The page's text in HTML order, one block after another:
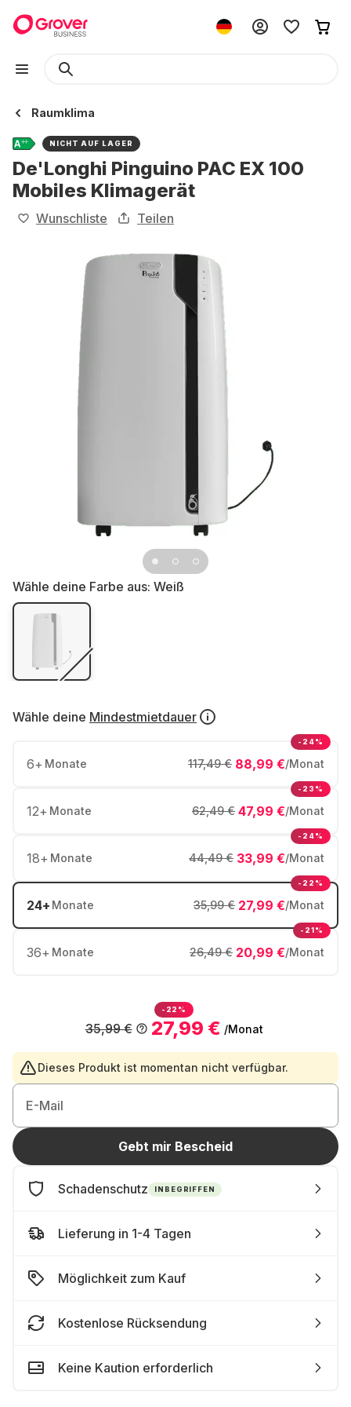
Raumklima
NICHT AUF LAGER
De'Longhi Pinguino PAC EX 100
Mobiles Klimagerät
Wunschliste Teilen
Wähle deine Farbe aus: Weiß
Wähle deine Mindestmietdauer
6+ Monate 88,99 €/Monat
117,49 €
-24%
12+ Monate 47,99 €/Monat
62,49 €
-23%
18+ Monate 33,99 €/Monat
44,49 €
-24%
24+ Monate 27,99 €/Monat
35,99 €
-22%
36+ Monate 20,99 €/Monat
26,49 €
-21%
-22%
27,99 € /Monat
35,99 €
Dieses Produkt ist momentan nicht verfügbar.
E-Mail
Gebt mir Bescheid
Schadenschutz INBEGRIFFEN
Lieferung in 1-4 Tagen
Möglichkeit zum Kauf
Kostenlose Rücksendung
Keine Kaution erforderlich